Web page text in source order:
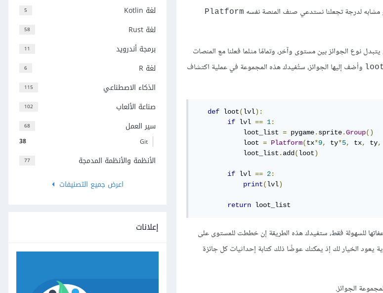
مشابه لدرجة تجعلنا نستدعي صنف المنصة نفسه Platform
نوع الجوائز بين مستوى وآخر، وتمامًا مثلما فعلنا مع المنصات
وأضف إليها الجوائز، ستُفيدك هذه المجموعة في عملية اكتشاف
def loot(lvl):
if lvl == 1:
            loot_list
= pygame. sprite.Group()
            loot
= Platform(tx*9, ty*5, tx, ty,
            loot_list
. add (loot)
if lvl == 2:
print(lvl)
return loot_list
للسهولة فقط، ستفيدك هذه الطريقة إن خططت للمستوى على
يعود الخيار لك إذ يمكنك عوضًا ذلك كتابة إحداثيات كل جائزة
الجوائز.
5 لغة Kotlin
58 لغة Rust
11 برمجة أندرويد
6 لغة R
115 الذكاء الاصطناعي
102 صناعة الألعاب
68 سير العمل
38 Git
77
الأنظمة والأنظمة المدمجة
اعرض جميع التصنيفات
إعلانات